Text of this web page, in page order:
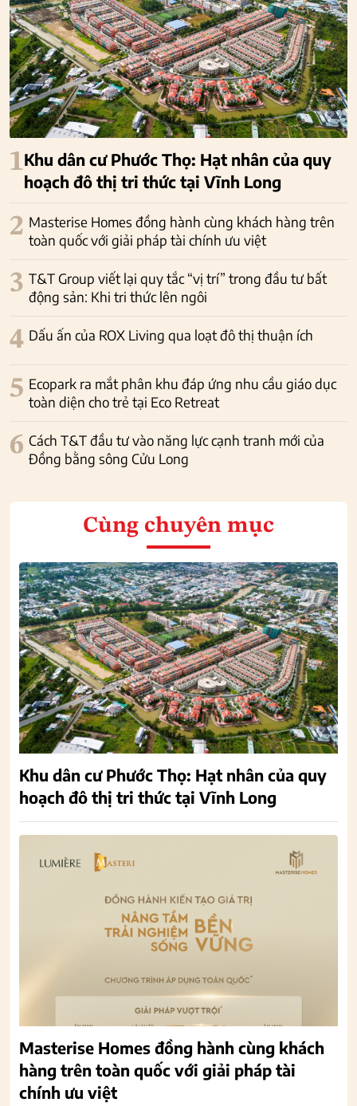
1Khu dân cư Phước Thọ: Hạt nhân của quy
hoạch đô thị tri thức tại Vĩnh Long
2 Masterise Homes đồng hành cùng khách hàng trên
toàn quốc với giải pháp tài chính ưu việt
3 T&T Group viết lại quy tắc “vị trí” trong đầu tư bất
động sản: Khi tri thức lên ngôi
4 Dấu ấn của ROX Living qua loạt đô thị thuận ích
5 Ecopark ra mắt phân khu đáp ứng nhu cầu giáo dục
toàn diện cho trẻ tại Eco Retreat
6 Cách T&T đầu tư vào năng lực cạnh tranh mới của
Đồng bằng sông Cửu Long
Cùng chuyên mục
Khu dân cư Phước Thọ: Hạt nhân của quy
hoạch đô thị tri thức tại Vĩnh Long
Masterise Homes đồng hành cùng khách
hàng trên toàn quốc với giải pháp tài
chính ưu việt